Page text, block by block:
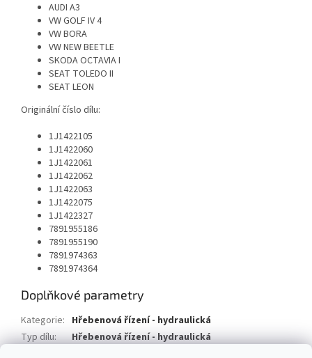
AUDI A3
VW GOLF IV 4
VW BORA
VW NEW BEETLE
SKODA OCTAVIA I
SEAT TOLEDO II
SEAT LEON
Originální číslo dílu:
1J1422105
1J1422060
1J1422061
1J1422062
1J1422063
1J1422075
1J1422327
7891955186
7891955190
7891974363
7891974364
Doplňkové parametry
Kategorie: Hřebenová řízení - hydraulická
Typ dílu:
Hřebenová řízení - hydraulická